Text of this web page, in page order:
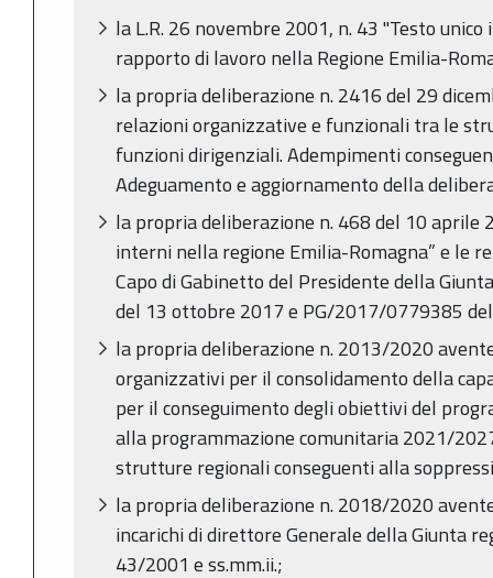
la L.R. 26 novembre 2001, n. 43 "Testo
rapporto di lavoro nella Regione Emilia-
la propria deliberazione n. 2416 del 29
relazioni organizzative e funzionali tra le
funzioni dirigenziali. Adempimenti
Adeguamento e aggiornamento della
la propria deliberazione n. 468 del 10 aprile
interni nella regione Emilia-Romagna” e le
Capo di Gabinetto del Presidente della
del 13 ottobre 2017 e PG/2017/0779385
la propria deliberazione n. 2013/2020
organizzativi per il consolidamento della
per il conseguimento degli obiettivi del
alla programmazione comunitaria 2021/
strutture regionali conseguenti alla
la propria deliberazione n. 2018/2020
incarichi di direttore Generale della Giunta
43/2001 e ss.mm.ii.;